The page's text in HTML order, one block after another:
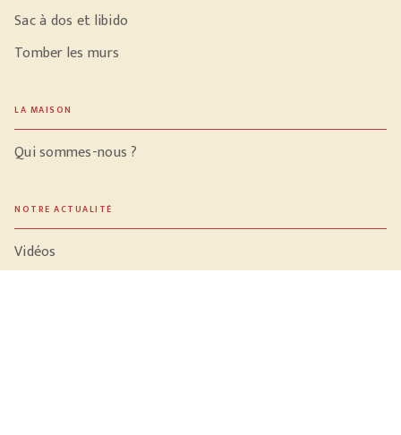
Sac à dos et libido
Tomber les murs
LA MAISON
Qui sommes-nous ?
NOTRE ACTUALITÉ
Vidéos